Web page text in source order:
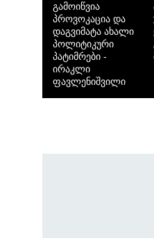
გამოიწვია
პროვოკაცია და
დაგვიმატა ახალი
პოლიტიკური
პატიმრები -
ირაკლი
ფავლენიშვილი